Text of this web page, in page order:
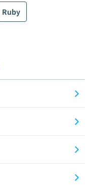
Ruby